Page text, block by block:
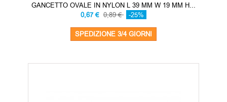
GANCETTO OVALE IN NYLON L 39 MM W 19 MM H...
0,67 € 0,89 € -25%
SPEDIZIONE 3/4 GIORNI